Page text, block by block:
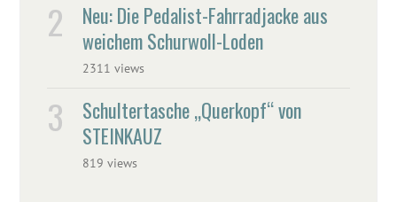
Neu: Die Pedalist-Fahrradjacke aus
weichem Schurwoll-Loden
2311 views
Schultertasche „Querkopf“ von
STEINKAUZ
819 views